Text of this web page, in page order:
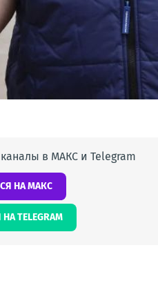
в МАКС и Telegram
НА МАКС
TELEGRAM